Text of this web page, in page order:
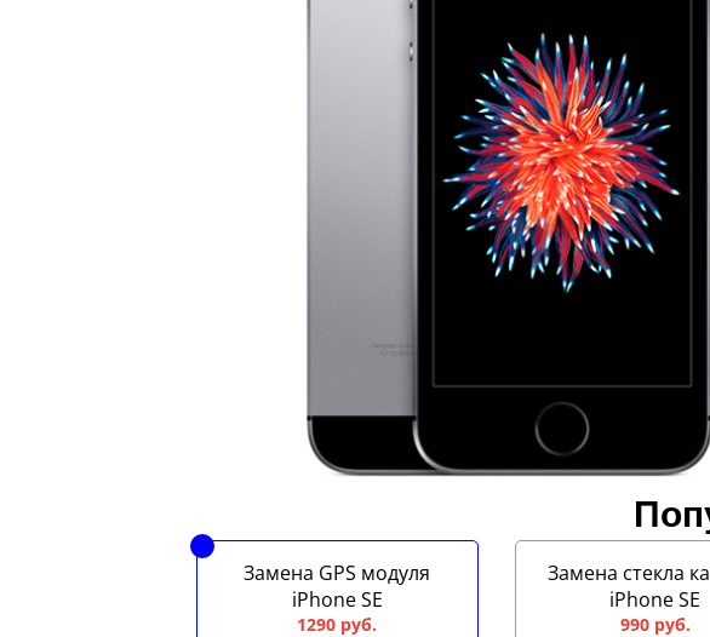
Замена GPS модуля
iPhone SE
1290 руб.
Замена стекла
iPhone SE
990 руб.